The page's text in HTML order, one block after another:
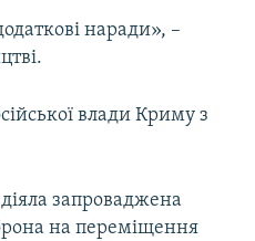
наради», –
влади Криму з
запроваджена
на переміщення